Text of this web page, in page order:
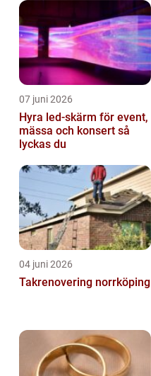
07 juni 2026
Hyra led-skärm för event,
mässa och konsert så
lyckas du
04 juni 2026
Takrenovering norrköping